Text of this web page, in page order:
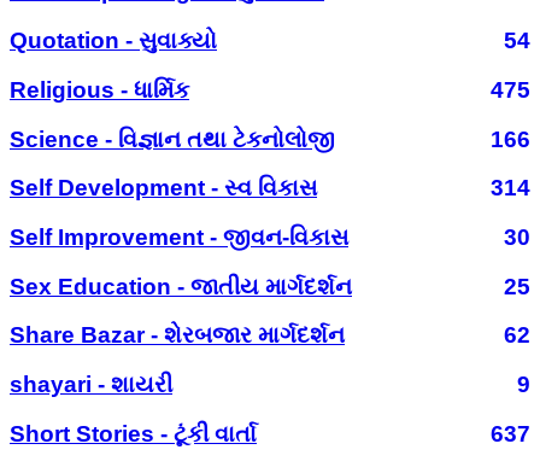
Quotation - સુવાક્યો
54
Religious - ધાર્મિક
475
Science - વિજ્ઞાન તથા ટેકનોલોજી
166
Self Development - સ્વ વિકાસ
314
Self Improvement - જીવન-વિકાસ
30
Sex Education - જાતીય માર્ગદર્શન
25
Share Bazar - શેરબજાર માર્ગદર્શન
62
shayari - શાયરી
9
Short Stories - ટૂંકી વાર્તા
637